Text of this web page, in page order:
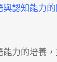
與認知能力
能力的培養